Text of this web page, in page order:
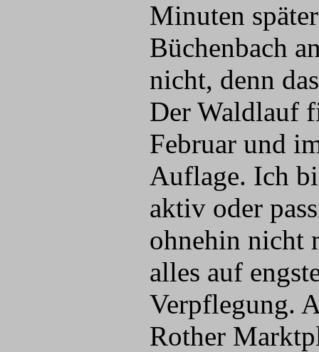
Minuten
Büchenbach
nicht, denn
Der Waldlauf
Februar und
Auflage. Ich
aktiv oder
ohnehin nicht
alles auf
Verpflegung.
Rother